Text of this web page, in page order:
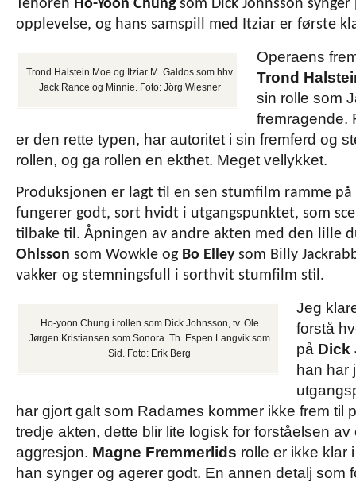
Tenoren Ho-Yoon Chungsom Dick Johnsson
opplevelse, og hans samspill med Itziar er første
Trond Halstein Moe og Itziar M. Galdos som hhv
Jack Rance og Minnie. Foto: Jörg Wiesner
Operaens
Trond
sin rolle som
fremragende.
er den rette typen, har autoritet i sin fremferd og
rollen, og ga rollen en ekthet. Meget vellykket.
Produksjonen er lagt til en sen stumfilm ramme
fungerer godt, sort hvidt i utgangspunktet, som
tilbake til. Åpningen av andre akten med den lille
Ohlsson som Wowkle og Bo Elleysom Billy
vakker og stemningsfull i sorthvit stumfilm stil.
Ho-yoon Chung i rollen som Dick Johnsson, tv. Ole
Jørgen Kristiansen som Sonora. Th. Espen Langvik som
Sid. Foto: Erik Berg
Jeg
forstå
på Dick
han har
har gjort galt som Radames kommer ikke frem til
tredje akten, dette blir lite logisk for forståelsen
aggresjon. Magne Fremmerlids rolle er ikke klar
han synger og agerer godt. En annen detalj som